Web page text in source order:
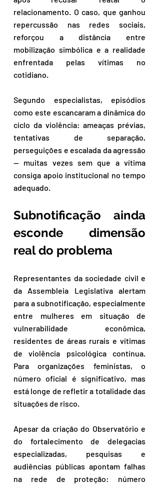
relacionamento. O caso, que ganhou
repercussão nas redes sociais,
reforçou a distância entre
mobilização simbólica e a realidade
enfrentada pelas vítimas no
cotidiano.
Segundo especialistas, episódios
como este escancaram a dinâmica do
ciclo da violência: ameaças prévias,
tentativas de separação,
perseguições e escalada da agressão
— muitas vezes sem que a vítima
consiga apoio institucional no tempo
adequado.
Subnotificação ainda
esconde dimensão
real do problema
Representantes da sociedade civil e
da Assembleia Legislativa alertam
para a subnotificação, especialmente
entre mulheres em situação de
vulnerabilidade econômica,
residentes de áreas rurais e vítimas
de violência psicológica contínua.
Para organizações feministas, o
número oficial é significativo, mas
está longe de refletir a totalidade das
situações de risco.
Apesar da criação do Observatório e
do fortalecimento de delegacias
especializadas, pesquisas e
audiências públicas apontam falhas
na rede de proteção: número